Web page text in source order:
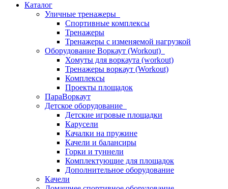
Каталог
Уличные тренажеры
Спортивные комплексы
Тренажеры
Тренажеры с изменяемой нагрузкой
Оборудование Воркаут (Workout)
Хомуты для воркаута (workout)
Тренажеры воркаут (Workout)
Комплексы
Проекты площадок
ПараВоркаут
Детское оборудование
Детские игровые площадки
Карусели
Качалки на пружине
Качели и балансиры
Горки и туннели
Комплектующие для площадок
Дополнительное оборудование
Качели